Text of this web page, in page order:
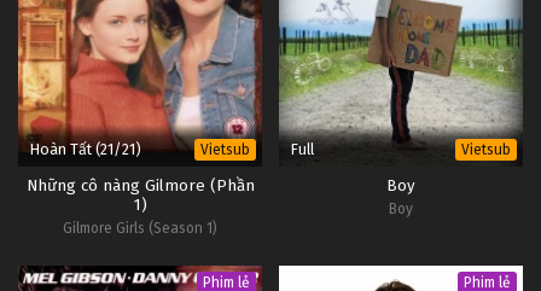
Hoàn Tất (21/21) Vietsub
Những cô nàng Gilmore (Phần
1)
Gilmore Girls (Season 1)
Full Vietsub
Boy
Boy
Phim lẻ Phim lẻ